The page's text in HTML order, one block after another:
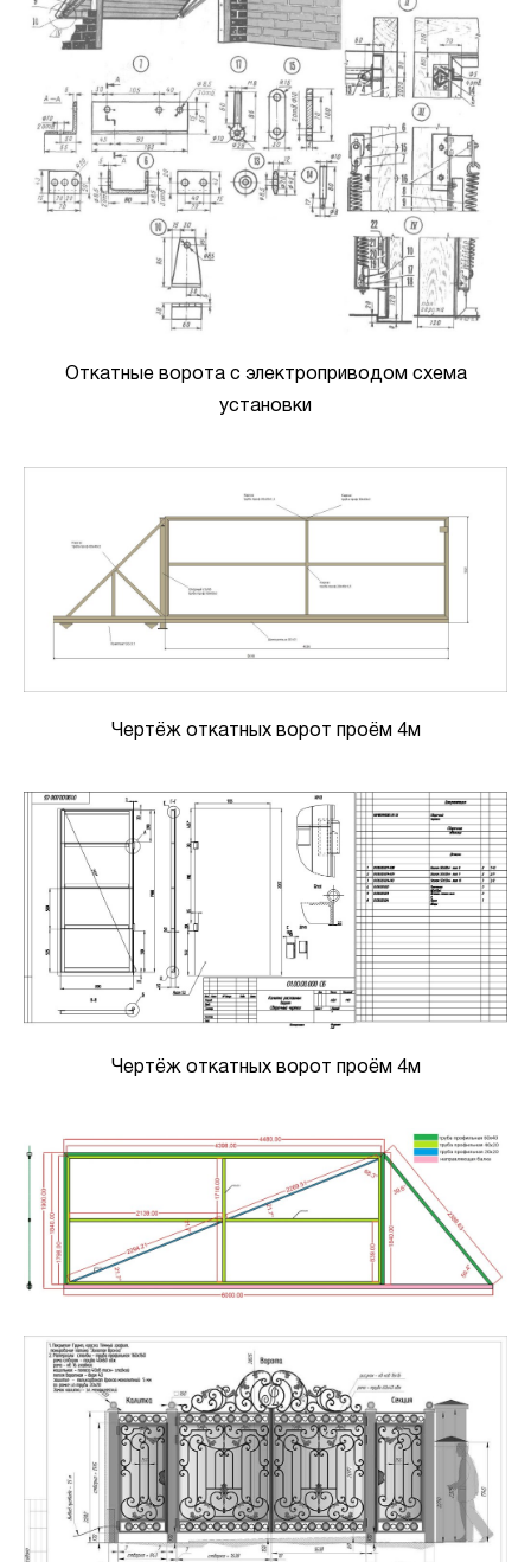
Откатные ворота с электроприводом схема
установки
Чертёж откатных ворот проём 4м
Чертёж откатных ворот проём 4м